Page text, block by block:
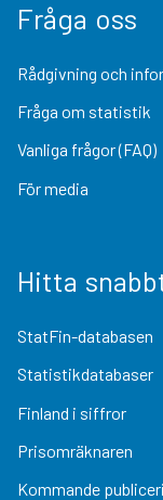
Fråga oss
Rådgivning och
Fråga om statistik
Vanliga frågor (FAQ)
För media
Hitta
StatFin-databasen
Statistikdatabaser
Finland i siffror
Prisomräknaren
Kommande